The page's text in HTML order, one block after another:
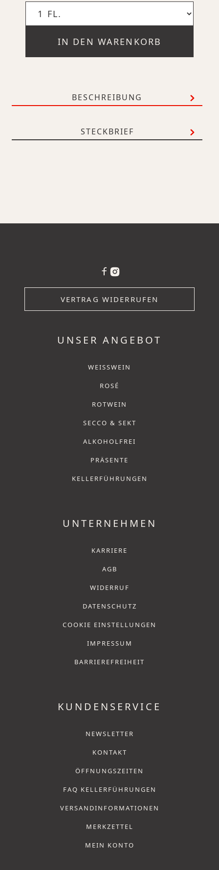
IN DEN WARENKORB
BESCHREIBUNG
STECKBRIEF
VERTRAG WIDERRUFEN
UNSER ANGEBOT
WEISSWEIN
ROSÉ
ROTWEIN
SECCO & SEKT
ALKOHOLFREI
PRÄSENTE
KELLERFÜHRUNGEN
UNTERNEHMEN
KARRIERE
AGB
WIDERRUF
DATENSCHUTZ
COOKIE EINSTELLUNGEN
IMPRESSUM
BARRIEREFREIHEIT
KUNDENSERVICE
NEWSLETTER
KONTAKT
ÖFFNUNGSZEITEN
FAQ KELLERFÜHRUNGEN
VERSANDINFORMATIONEN
MERKZETTEL
MEIN KONTO